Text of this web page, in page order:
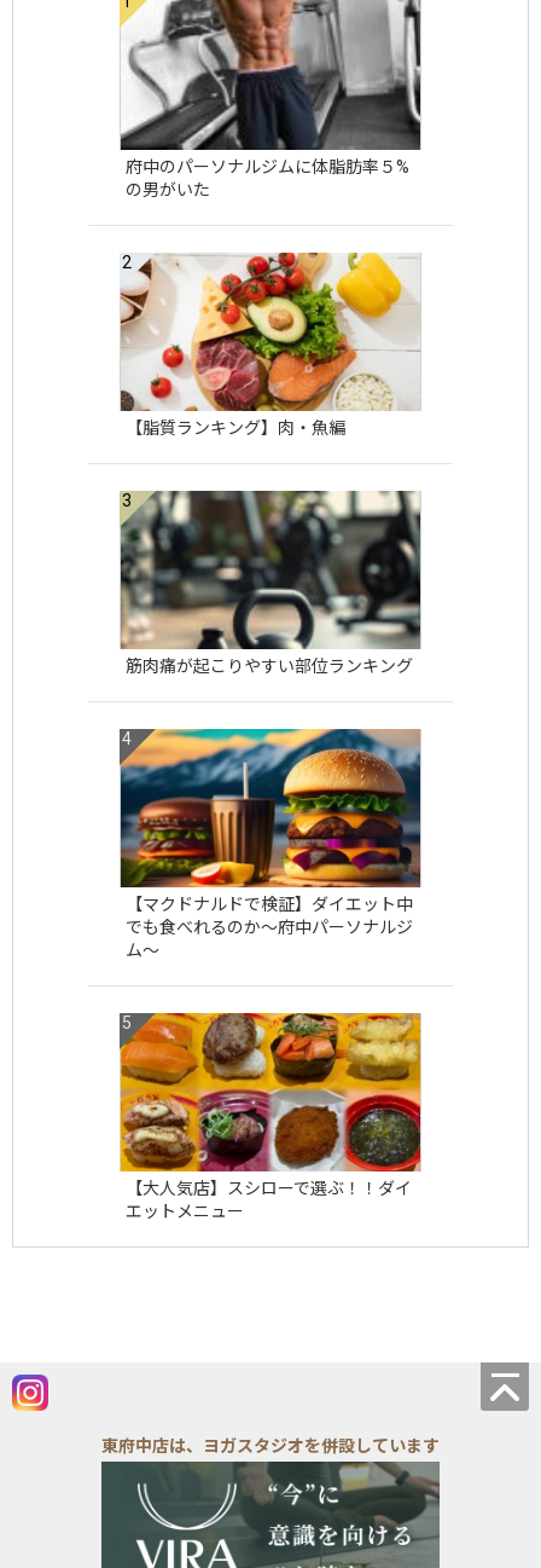
府中のパーソナルジムに体脂肪率５%
の男がいた
【脂質ランキング】肉・魚編
筋肉痛が起こりやすい部位ランキング
【マクドナルドで検証】ダイエット中
でも食べれるのか〜府中パーソナルジ
ム〜
【大人気店】スシローで選ぶ！！ダイ
エットメニュー
東府中店は、ヨガスタジオを併設しています